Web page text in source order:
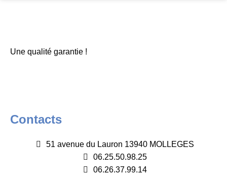
Une qualité garantie !
Contacts
51 avenue du Lauron 13940 MOLLEGES
06.25.50.98.25
06.26.37.99.14